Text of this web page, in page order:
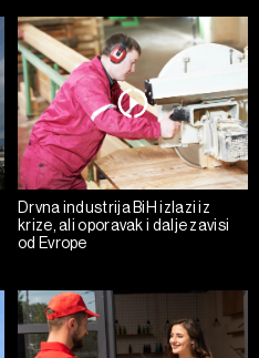
Drvna industrija BiH izlazi iz
krize, ali oporavak i dalje zavisi
od Evrope